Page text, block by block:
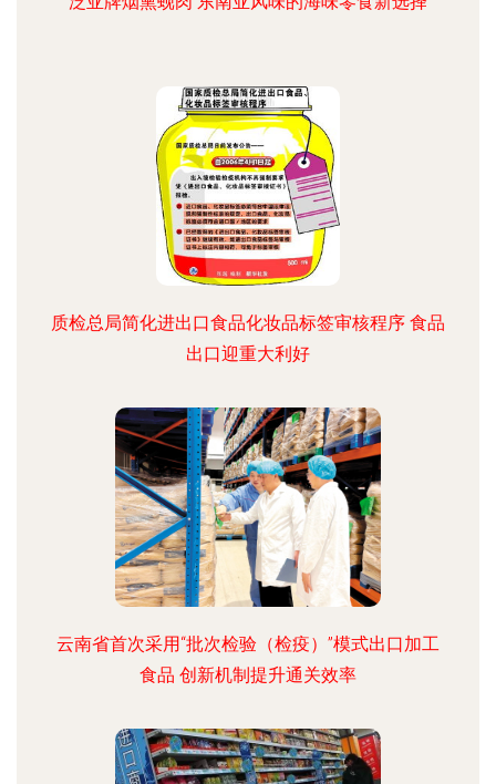
质检总局简化进出口食品化妆品标签审核程序 食品
出口迎重大利好
云南省首次采用“批次检验（检疫）”模式出口加工
食品 创新机制提升通关效率